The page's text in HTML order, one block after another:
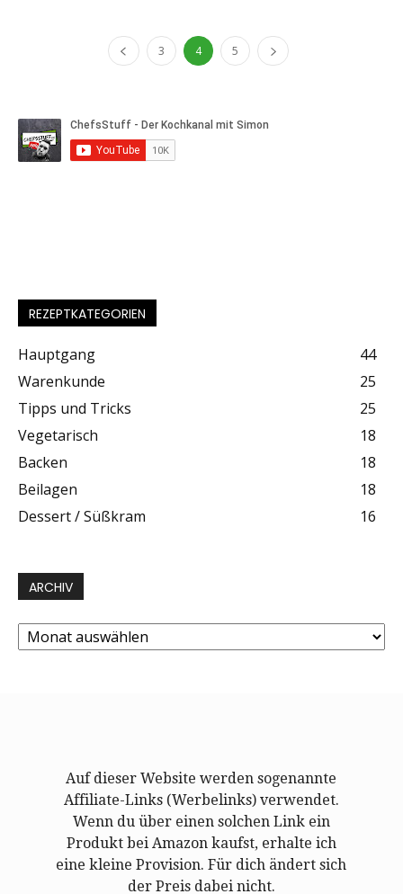
3 4 5
REZEPTKATEGORIEN
Hauptgang
44
Warenkunde
25
Tipps und Tricks
25
Vegetarisch
18
Backen
18
Beilagen
18
Dessert / Süßkram
16
ARCHIV
Archiv
Auf dieser Website werden sogenannte
Affiliate-Links (Werbelinks) verwendet.
Wenn du über einen solchen Link ein
Produkt bei Amazon kaufst, erhalte ich
eine kleine Provision. Für dich ändert sich
der Preis dabei nicht.